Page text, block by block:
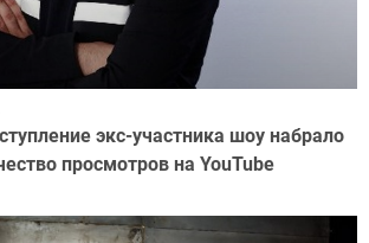
экс-участника шоу набрало
просмотров на YouTube